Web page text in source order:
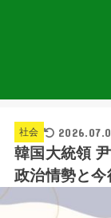
社会
韓国大統領
政治情勢と今